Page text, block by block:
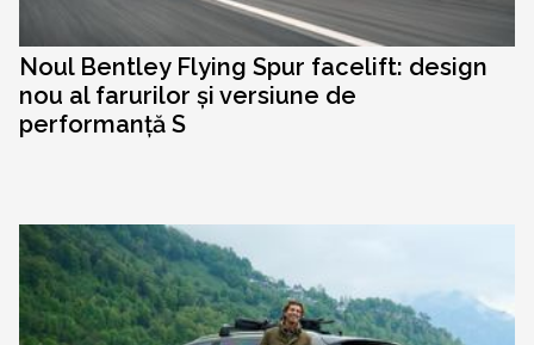
Noul Bentley Flying Spur facelift: design
nou al farurilor și versiune de
performanță S